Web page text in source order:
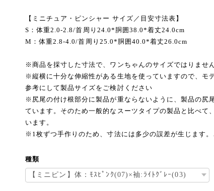
【ミニチュア・ピンシャー サイズ／目安寸法表】
S：体重2.0-2.8/首周り24.0*胴囲38.0*着丈24.0cm
M：体重2.8-4.0/首周り25.0*胴囲40.0*着丈26.0cm
※商品を採寸した寸法で、ワンちゃんのサイズではりません
※縦横に十分な伸縮性がある生地を使っていますので、モ
参考にして製品サイズをご検討ください
※尻尾の付け根部分に製品が重ならないように、製品の尻
ています。そのため一般的なスーツタイプの製品と比べて
います。
※1枚ずつ手作りのため、寸法には多少の誤差が生じます。
種類